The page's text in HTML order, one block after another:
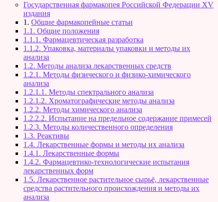
Государственная фармакопея Российской Федерации XV
издания
1. Общие фармакопейные статьи
1.1. Общие положения
1.1.1. Фармацевтическая разработка
1.1.2. Упаковка, материалы упаковки и методы их
анализа
1.2. Методы анализа лекарственных средств
1.2.1. Методы физического и физико-химического
анализа
1.2.1.1. Методы спектрального анализа
1.2.1.2. Хроматографические методы анализа
1.2.2. Методы химического анализа
1.2.2.2. Испытание на предельное содержание примесей
1.2.3. Методы количественного определения
1.3. Реактивы
1.4. Лекарственные формы и методы их анализа
1.4.1. Лекарственные формы
1.4.2. Фармацевтико-технологические испытания
лекарственных форм
1.5. Лекарственное растительное сырьё, лекарственные
средства растительного происхождения и методы их
анализа